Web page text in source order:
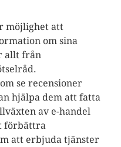
möjlighet att
om sina
allt från
se recensioner
hjälpa dem att fatta
av e-handel
förbättra
att erbjuda tjänster